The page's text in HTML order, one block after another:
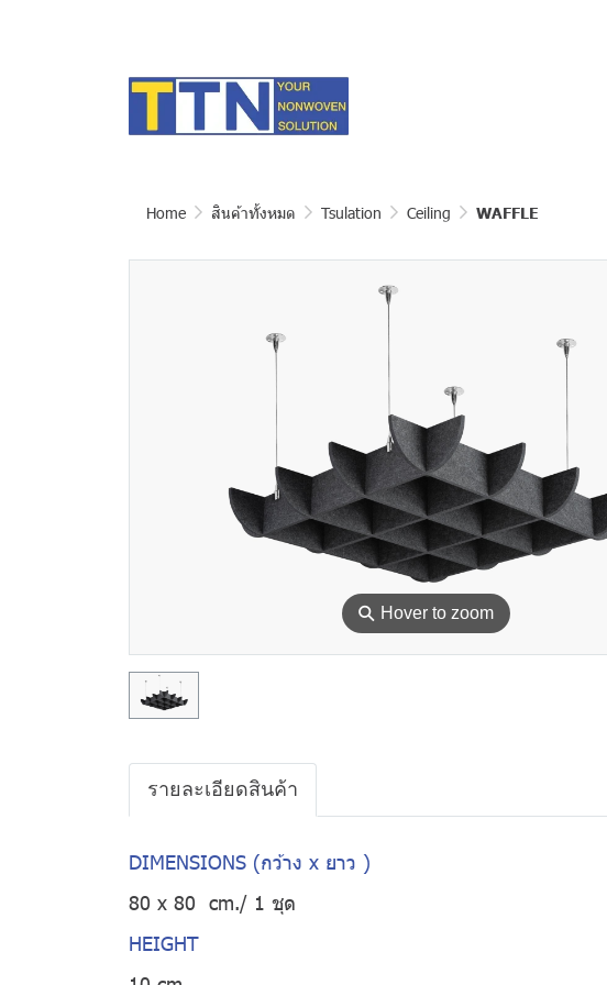
Home สินค้าทั้งหมด Tsulation Ceiling WAFFLE
⚲ Hover to zoom
รายละเอียดสินค้า
DIMENSIONS (กว้าง x ยาว )
80 x 80 cm./ 1 ชุด
HEIGHT